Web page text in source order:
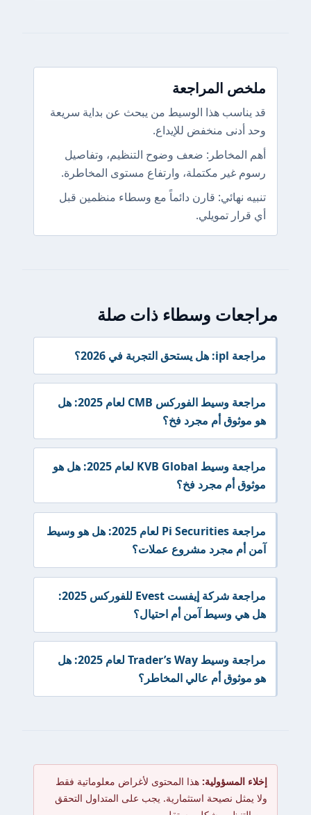
ملخص المراجعة
قد يناسب هذا الوسيط من يبحث عن بداية سريعة
وحد أدنى منخفض للإيداع.
أهم المخاطر: ضعف وضوح التنظيم، وتفاصيل
رسوم غير مكتملة، وارتفاع مستوى المخاطرة.
تنبيه نهائي: قارن دائماً مع وسطاء منظمين قبل
أي قرار تمويلي.
مراجعات وسطاء ذات صلة
مراجعة ipl: هل يستحق التجربة في 2026؟
مراجعة وسيط الفوركس CMB لعام 2025: هل
هو موثوق أم مجرد فخ؟
مراجعة وسيط KVB Global لعام 2025: هل هو
موثوق أم مجرد فخ؟
مراجعة Pi Securities لعام 2025: هل هو وسيط
آمن أم مجرد مشروع عملات؟
مراجعة شركة إيفست Evest للفوركس 2025:
هل هي وسيط آمن أم احتيال؟
مراجعة وسيط Trader’s Way لعام 2025: هل
هو موثوق أم عالي المخاطر؟
إخلاء المسؤولية: هذا المحتوى لأغراض معلوماتية فقط
ولا يمثل نصيحة استثمارية. يجب على المتداول التحقق